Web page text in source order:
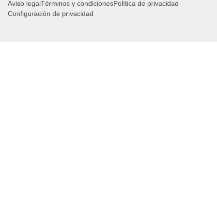
Aviso legalTérminos y condicionesPolítica de privacidad
Configuración de privacidad